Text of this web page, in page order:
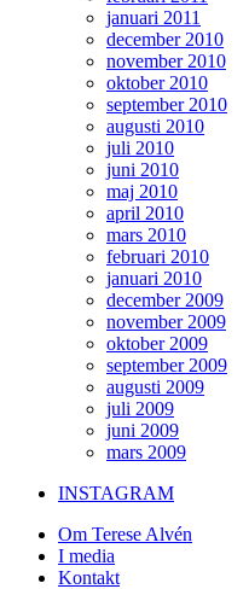
januari 2011
december 2010
november 2010
oktober 2010
september 2010
augusti 2010
juli 2010
juni 2010
maj 2010
april 2010
mars 2010
februari 2010
januari 2010
december 2009
november 2009
oktober 2009
september 2009
augusti 2009
juli 2009
juni 2009
mars 2009
INSTAGRAM
Om Terese Alvén
I media
Kontakt